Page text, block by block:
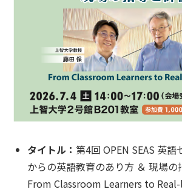
タイトル：第4回 OPEN SEAS 英
からの英語教育のあり方 ＆ 現場
From Classroom Learners to